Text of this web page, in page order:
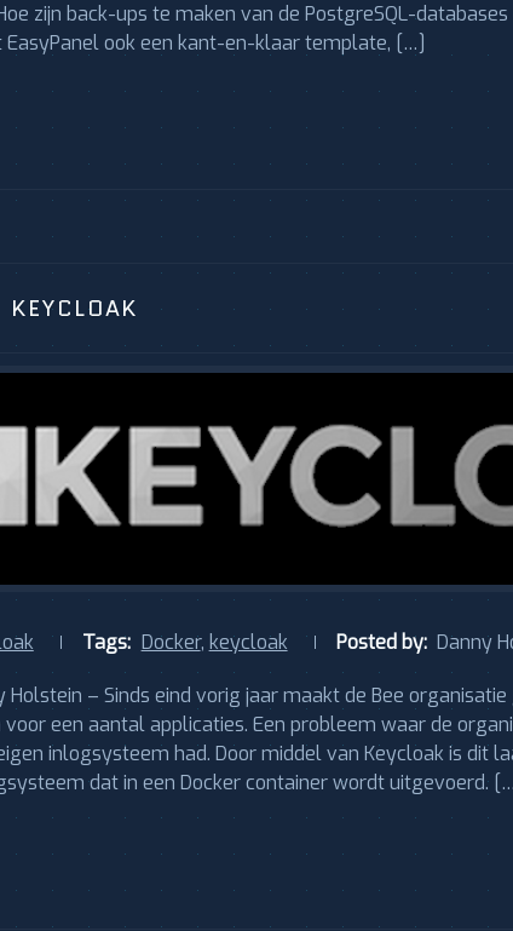
zijn back-ups te maken van de PostgreSQL-
EasyPanel ook een kant-en-klaar template, […]
KEYCLOAK
Tags: Docker, keycloak Posted by: Danny
Holstein – Sinds eind vorig jaar maakt de Bee
een aantal applicaties. Een probleem waar de
inlogsysteem had. Door middel van Keycloak is dit
dat in een Docker container wordt uitgevoerd.